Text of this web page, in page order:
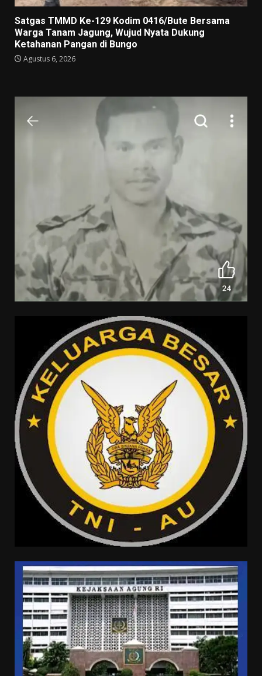
Satgas TMMD Ke-129 Kodim 0416/Bute Bersama
Warga Tanam Jagung, Wujud Nyata Dukung
Ketahanan Pangan di Bungo
Agustus 6, 2026